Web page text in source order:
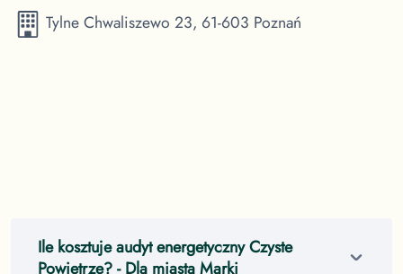
Tylne Chwaliszewo 23, 61-603 Poznań
Ile kosztuje audyt energetyczny Czyste
Powietrze?- Dla miasta Marki